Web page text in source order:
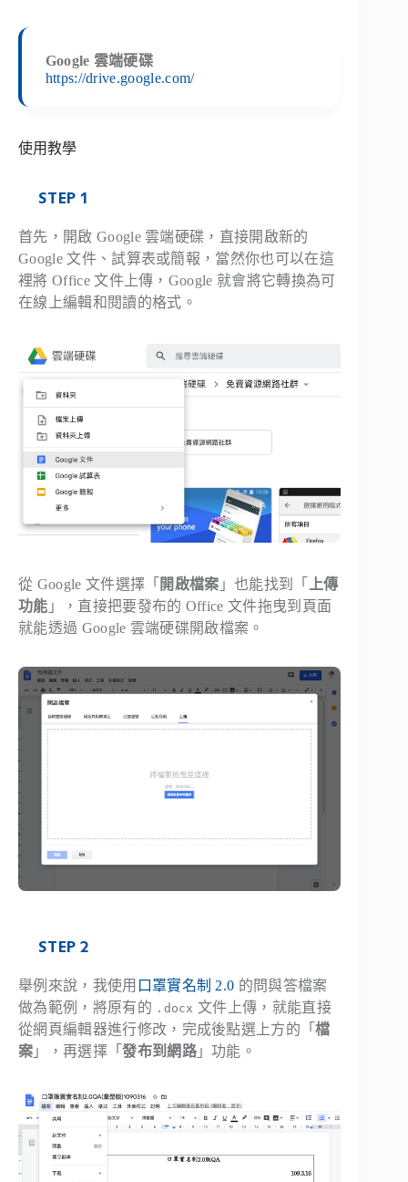
Google 雲端硬碟
https://drive.google.com/
使用教學
STEP 1
首先，開啟 Google 雲端硬碟，直接開啟新的
Google 文件、試算表或簡報，當然你也可以在這
裡將 Office 文件上傳，Google 就會將它轉換為可
在線上編輯和閱讀的格式。
從 Google 文件選擇「 開啟檔案 」也能找到「
上傳
功能 」，直接把要發布的 Office 文件拖曳到頁面
就能透過 Google 雲端硬碟開啟檔案。
STEP 2
舉例來說，我使用 口罩實名制 2.0 的問與答檔案
做為範例，將原有的 .docx 文件上傳，就能直接
從網頁編輯器進行修改，完成後點選上方的「檔
案 」，再選擇「發布到網路」功能。